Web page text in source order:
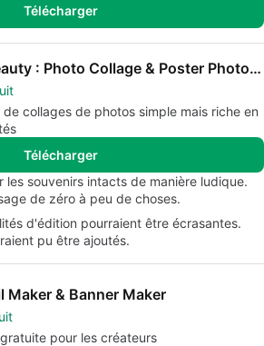
Télécharger
CollageBeauty : Photo Collage & Poster Photo Frames
de collages de photos simple mais riche en
Télécharger
les souvenirs intacts de manière ludique.
de zéro à peu de choses.
d'édition pourraient être écrasantes.
pu être ajoutés.
Maker & Banner Maker
pour les créateurs